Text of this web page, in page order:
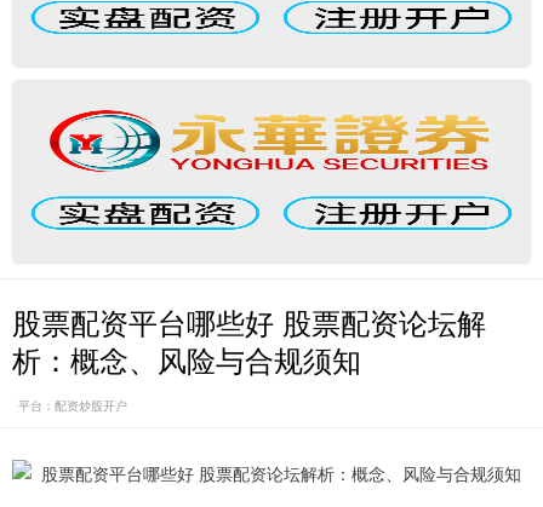
股票配资平台哪些好 股票配资论坛解
析：概念、风险与合规须知
平台：配资炒股开户